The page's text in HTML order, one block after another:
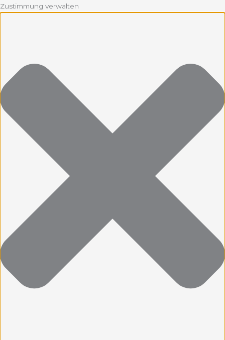
Zustimmung verwalten